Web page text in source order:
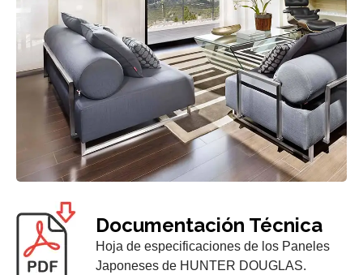
Documentación Técnica
Hoja de especificaciones de los Paneles
Japoneses de HUNTER DOUGLAS.